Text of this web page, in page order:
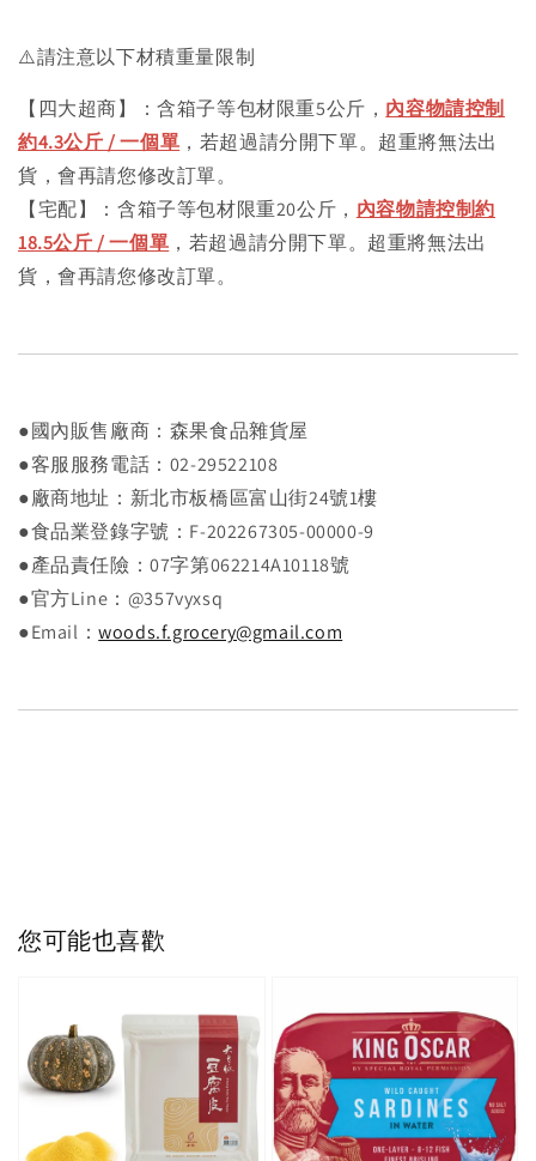
⚠️請注意以下材積重量限制
【四大超商】：含箱子等包材限重5公斤， 內容物請控制
約4.3公斤 / 一個單 ，若超過請分開下單。超重將無法出
貨，會再請您修改訂單。
【宅配】：含箱子等包材限重20公斤， 內容物請控制約
18.5公斤 / 一個單 ，若超過請分開下單。超重將無法出
貨，會再請您修改訂單。
●國內販售廠商：森果食品雜貨屋
●客服服務電話：02-29522108
●廠商地址：新北市板橋區富山街24號1樓
●食品業登錄字號：F-202267305-00000-9
●產品責任險：07字第062214A10118號
●官方Line：@357vyxsq
●Email：woods.f.grocery@gmail.com
您可能也喜歡